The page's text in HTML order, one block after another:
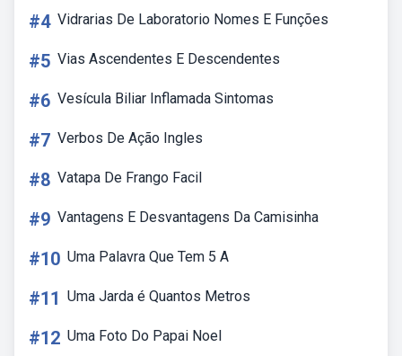
#4 Vidrarias De Laboratorio Nomes E Funções
#5 Vias Ascendentes E Descendentes
#6 Vesícula Biliar Inflamada Sintomas
#7 Verbos De Ação Ingles
#8 Vatapa De Frango Facil
#9 Vantagens E Desvantagens Da Camisinha
#10 Uma Palavra Que Tem 5 A
#11 Uma Jarda é Quantos Metros
#12 Uma Foto Do Papai Noel